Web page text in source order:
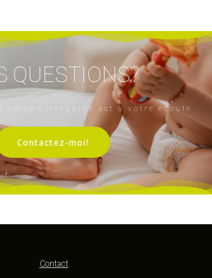
QUESTIONS?
votre Ostéopathe est à votre écoute
Contactez-moi!
Contact